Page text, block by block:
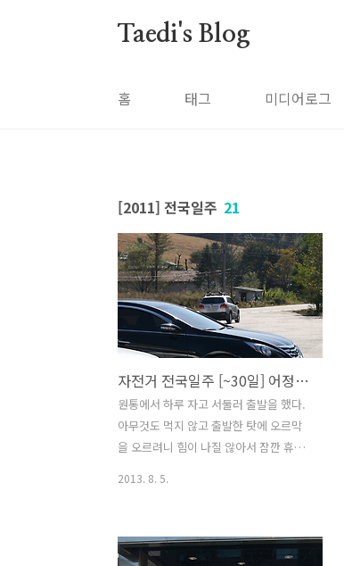
Taedi's Blog
홈 태그 미디어로그
[2011] 전국일주 21
자전거 전국일주 [~30일] 어정쩡한 마무리 그리고...
원통에서 하루 자고 서둘러 출발을 했다.
아무것도 먹지 않고 출발한 탓에 오르막
을 오르려니 힘이 나질 않아서 잠깐 휴게
10분가량 이야기를 하다가 가지고 있던
계란과 과자를 주시고는 이내 자리를 뜨
2013. 8. 5.